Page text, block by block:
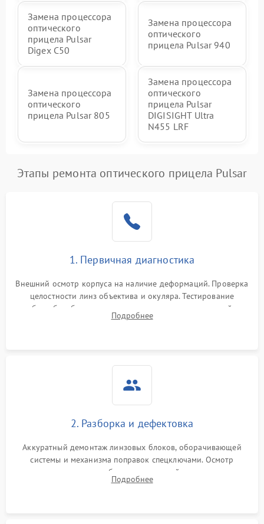
Замена процессора
оптического
прицела Pulsar
Digex C50
Замена процессора
оптического
прицела Pulsar 940
Замена процессора
оптического
прицела Pulsar 805
Замена процессора
оптического
прицела Pulsar
DIGISIGHT Ultra
N455 LRF
Этапы ремонта оптического прицела Pulsar
1. Первичная диагностика
Внешний осмотр корпуса на наличие деформаций. Проверка
целостности линз объектива и окуляра. Тестирование
работы барабанчиков ввода поправок, кольца отстройки
параллакса и зума. Выявление сколов, внутренних
Подробнее
2. Разборка и дефектовка
Аккуратный демонтаж линзовых блоков, оборачивающей
системы и механизма поправок спецключами. Осмотр
внутренних резьбовых соединений, пружин и
уплотнительных колец. Поиск причин люфта, смещения
Подробнее